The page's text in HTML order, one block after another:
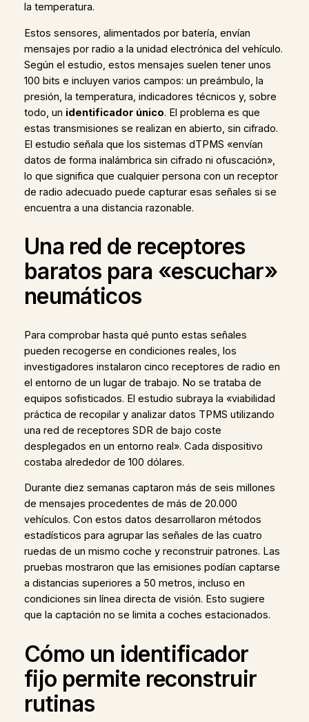
la temperatura.
Estos sensores, alimentados por batería, envían
mensajes por radio a la unidad electrónica del vehículo.
Según el estudio, estos mensajes suelen tener unos
100 bits e incluyen varios campos: un preámbulo, la
presión, la temperatura, indicadores técnicos y, sobre
todo, un identificador único. El problema es que
estas transmisiones se realizan en abierto, sin cifrado.
El estudio señala que los sistemas dTPMS «envían
datos de forma inalámbrica sin cifrado ni ofuscación»,
lo que significa que cualquier persona con un receptor
de radio adecuado puede capturar esas señales si se
encuentra a una distancia razonable.
Una red de receptores
baratos para «escuchar»
neumáticos
Para comprobar hasta qué punto estas señales
pueden recogerse en condiciones reales, los
investigadores instalaron cinco receptores de radio en
el entorno de un lugar de trabajo. No se trataba de
equipos sofisticados. El estudio subraya la «viabilidad
práctica de recopilar y analizar datos TPMS utilizando
una red de receptores SDR de bajo coste
desplegados en un entorno real». Cada dispositivo
costaba alrededor de 100 dólares.
Durante diez semanas captaron más de seis millones
de mensajes procedentes de más de 20.000
vehículos. Con estos datos desarrollaron métodos
estadísticos para agrupar las señales de las cuatro
ruedas de un mismo coche y reconstruir patrones. Las
pruebas mostraron que las emisiones podían captarse
a distancias superiores a 50 metros, incluso en
condiciones sin línea directa de visión. Esto sugiere
que la captación no se limita a coches estacionados.
Cómo un identificador
fijo permite reconstruir
rutinas